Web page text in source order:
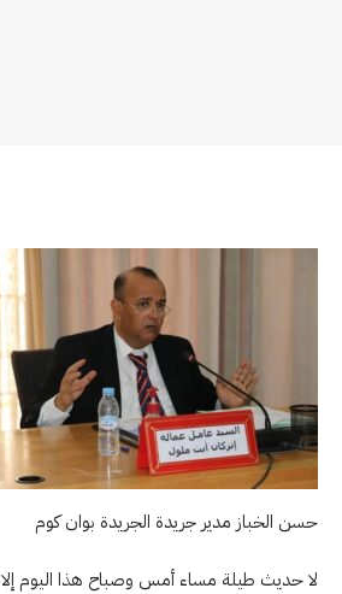
حسن الخباز مدير جريدة الجريدة بوان كوم
لا حديث طيلة مساء أمس وصباح هذا اليوم